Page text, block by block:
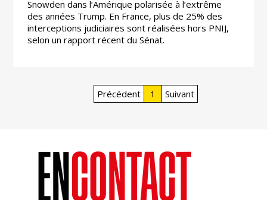
Snowden dans l’Amérique polarisée à l’extrême
des années Trump. En France, plus de 25% des
interceptions judiciaires sont réalisées hors PNIJ,
selon un rapport récent du Sénat.
Précédent 1 Suivant